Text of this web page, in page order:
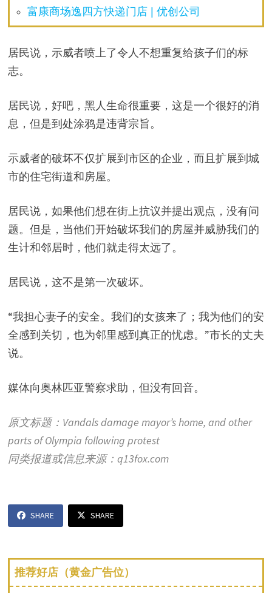
富康商场逸四方快递门店 | 优创公司
居民说，示威者喷上了令人不想重复给孩子们的标
志。
居民说，好吧，黑人生命很重要，这是一个很好的消
息，但是到处涂鸦是违背宗旨。
示威者的破坏不仅扩展到市区的企业，而且扩展到城
市的住宅街道和房屋。
居民说， 如果他们想在街上抗议并提出观点，没有问
题。 但是，当他们开始破坏我们的房屋并威胁我们的
生计和邻居时，他们就走得太远了。
居民说，这不是第一次破坏。
“我担心妻子的安全。我们的女孩来了；我为他们的安
全感到关切，也为邻里感到真正的忧虑。”市长的丈夫
说。
媒体向奥林匹亚警察求助，但没有回音。
原文标题：Vandals damage mayor’s home, and other
parts of Olympia following protest
同类报道或信息来源：q13fox.com
SHARE SHARE
推荐好店（黄金广告位）